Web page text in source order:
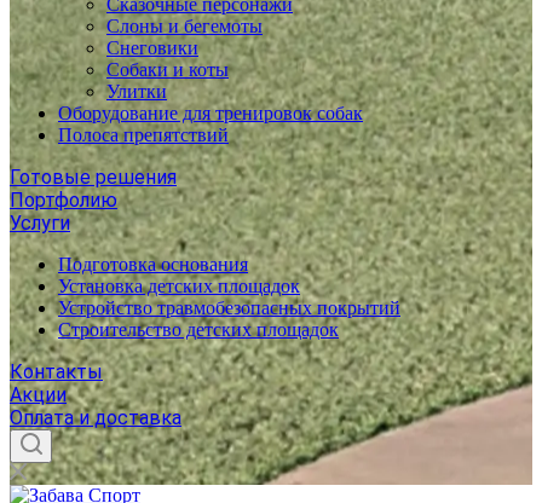
Сказочные персонажи
Слоны и бегемоты
Снеговики
Собаки и коты
Улитки
Оборудование для тренировок собак
Полоса препятствий
Готовые решения
Портфолию
Услуги
Подготовка основания
Установка детских площадок
Устройство травмобезопасных покрытий
Строительство детских площадок
Контакты
Акции
Оплата и доставка